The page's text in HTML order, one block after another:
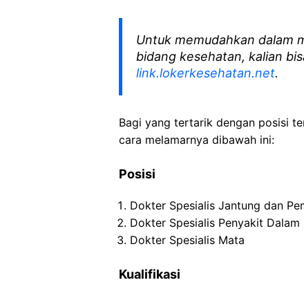
Untuk memudahkan dalam
bidang kesehatan, kalian
link.lokerkesehatan.net.
Bagi yang tertarik dengan posisi
cara melamarnya dibawah ini:
Posisi
Dokter Spesialis Jantung dan
Dokter Spesialis Penyakit Dalam
Dokter Spesialis Mata
Kualifikasi